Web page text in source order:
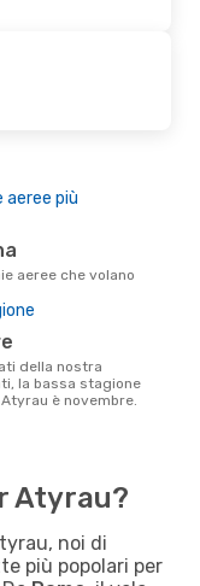
aeree più
la bassa stagione
è novembre.
Atyrau?
noi di
più popolari per